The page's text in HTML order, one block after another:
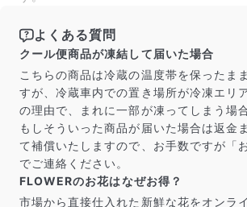
きな時に好きな花をご注文いただけます。
Q. 配送できないエリアはありますか？
ただいま沖縄・離島エリアへの配送には対応
ん。ご了承ください。
Q. 配送日時は指定できますか？
お花をベストなタイミングで発送している
指定はできません。受け取り時間帯は、発
マトのアプリから変更可能です。
Q. 注文後にキャンセルできますか？
ご注文後一定時間内であればキャンセル可能
よくある質問
クール便商品が凍結して届いた場合
こちらの商品は冷蔵の温度帯を保ったま
すが、冷蔵車内での置き場所が冷凍エリ
の理由で、まれに一部が凍ってしまう場
もしそういった商品が届いた場合は返金
て補償いたしますので、お手数ですが「
でご連絡ください。
FLOWERのお花はなぜお得？
市場から直接仕入れた新鮮な花をオンラ